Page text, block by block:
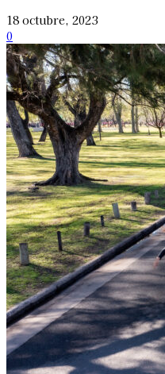
18 octubre, 2023
0